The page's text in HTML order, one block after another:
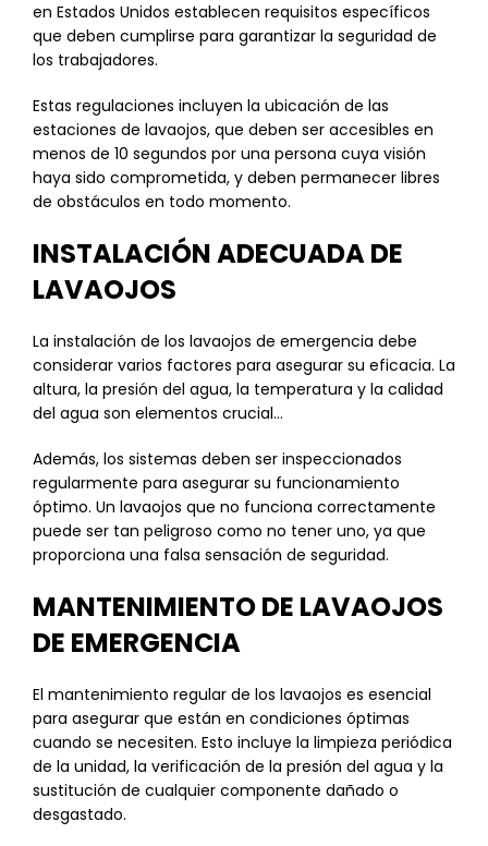
en Estados Unidos establecen requisitos específicos
que deben cumplirse para garantizar la seguridad de
los trabajadores.
Estas regulaciones incluyen la ubicación de las
estaciones de lavaojos, que deben ser accesibles en
menos de 10 segundos por una persona cuya visión
haya sido comprometida, y deben permanecer libres
de obstáculos en todo momento.
INSTALACIÓN ADECUADA DE
LAVAOJOS
La instalación de los lavaojos de emergencia debe
considerar varios factores para asegurar su eficacia. La
altura, la presión del agua, la temperatura y la calidad
del agua son elementos crucial…
Además, los sistemas deben ser inspeccionados
regularmente para asegurar su funcionamiento
óptimo. Un lavaojos que no funciona correctamente
puede ser tan peligroso como no tener uno, ya que
proporciona una falsa sensación de seguridad.
MANTENIMIENTO DE LAVAOJOS
DE EMERGENCIA
El mantenimiento regular de los lavaojos es esencial
para asegurar que están en condiciones óptimas
cuando se necesiten. Esto incluye la limpieza periódica
de la unidad, la verificación de la presión del agua y la
sustitución de cualquier componente dañado o
desgastado.